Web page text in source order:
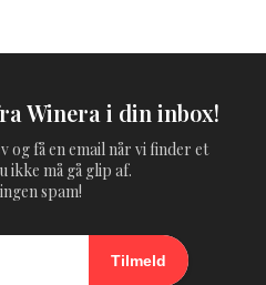
Winera i din inbox!
og få en email når vi finder et
ikke må gå glip af.
spam!
Tilmeld